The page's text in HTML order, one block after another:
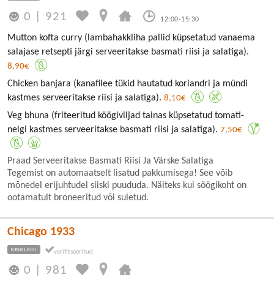
0 921 12:00-15:30
Mutton kofta curry (lambahakkliha pallid küpsetatud vanaema
salajase retsepti järgi serveeritakse basmati riisi ja salatiga).
8,90€
Chicken banjara (kanafilee tükid hautatud koriandri ja mündi
kastmes serveeritakse riisi ja salatiga). 8,10€
Veg bhuna (friteeritud köögiviljad tainas küpsetatud tomati-
nelgi kastmes serveeritakse basmati riisi ja salatiga). 7,50€
Praad Serveeritakse Basmati Riisi Ja Värske Salatiga
Tegemist on automaatselt lisatud pakkumisega! See võib
mõnedel erijuhtudel siiski puududa. Näiteks kui söögikoht on
ootamatult broneeritud või suletud.
Chicago 1933
KESKLINN
0 981